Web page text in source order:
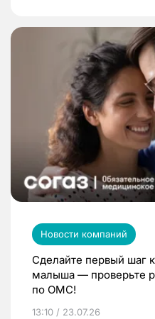
Новости компаний
Сделайте первый шаг
малыша — проверьте
по ОМС!
13:10 / 23.07.26